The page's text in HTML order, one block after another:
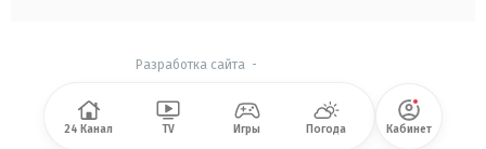
Разработка сайта -
24 Канал TV Игры Погода Кабинет